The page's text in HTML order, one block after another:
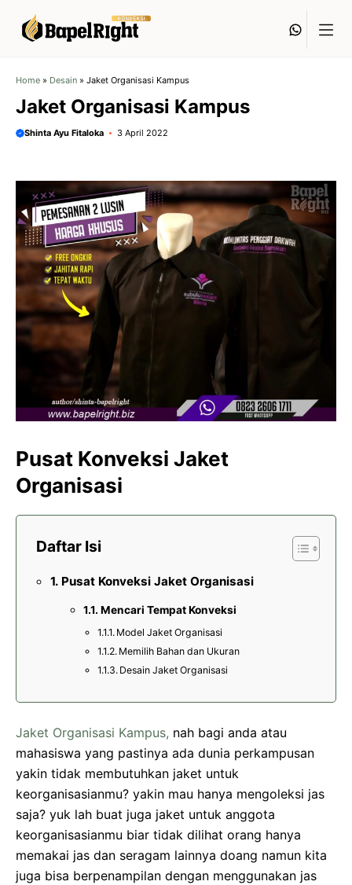
Home » Desain » Jaket Organisasi Kampus
Jaket Organisasi Kampus
Shinta Ayu Fitaloka 3 April 2022
Pusat Konveksi Jaket
Organisasi
Daftar Isi
Pusat Konveksi Jaket Organisasi
Mencari Tempat Konveksi
Model Jaket Organisasi
Memilih Bahan dan Ukuran
Desain Jaket Organisasi
Jaket Organisasi Kampus, nah bagi anda atau
mahasiswa yang pastinya ada dunia perkampusan
yakin tidak membutuhkan jaket untuk
keorganisasianmu? yakin mau hanya mengoleksi jas
saja? yuk lah buat juga jaket untuk anggota
keorganisasianmu biar tidak dilihat orang hanya
memakai jas dan seragam lainnya doang namun kita
juga bisa berpenampilan dengan menggunakan jas